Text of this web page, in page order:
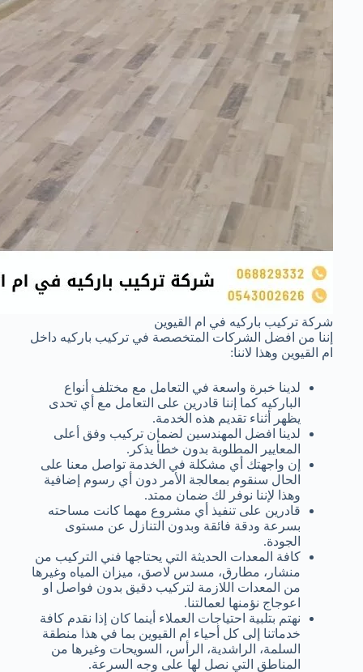
شركة تركيب باركيه في ام القيوين
إننا من افضل الشركات المتخصصة في تركيب باركيه داخل
ام القيوين وهذا لاننا:
لدينا خبرة واسعة في التعامل مع مختلف أنواع
الباركيه كما إننا قادرين على التعامل مع أي تحدى
يظهر أثناء تقديم هذه الخدمة.
لدينا افضل المهندسين لضمان تركيب وفق أعلى
المعايير المطلوبة بدون خطأ يذكر.
إن واجهتك أي مشكلة في الخدمة تواصل معنا على
الحال سنقوم بمعالجة الأمر دون أي رسوم إضافية
وهذا لإننا نوفر لك ضمان ممتد.
قادرين على تنفيذ أي مشروع مهما كانت مساحته
بسرعة ودقة فائقة وبدون التنازل عن مستوى
الجودة.
كافة المعدات الحديثة التي يحتاجها فني التركيب من
منشار، مطارق، مسدس لاصق، ميزان المياه وغيرها
من المعدات اللازمة لتركيب دقيق بدون فواصل او
اعوجاج نؤمنها لعمالتنا.
نهتم بتلبية احتياجات العملاء أينما كان إذا نقدم كافة
خدماتنا إلى كل أحياء ام القيوين بما في هذا منطقة
السلمة، الراشدية، الرأس، السويحات وغيرها من
المناطق التي نصل لها على وجه السرعة.